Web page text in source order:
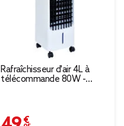
Rafraîchisseur d'air 4L à
télécommande 80W -
49,95 €